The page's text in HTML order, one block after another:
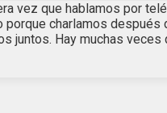
vez que hablamos por
charlamos
juntos. Hay muchas